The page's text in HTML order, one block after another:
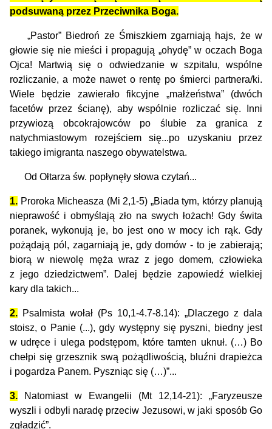
podsuwaną przez Przeciwnika Boga.
„Pastor” Biedroń ze Śmiszkiem zgarniają hajs, że w
głowie się nie mieści i propagują „ohydę” w oczach Boga
Ojca! Martwią się o odwiedzanie w szpitalu, wspólne
rozliczanie, a może nawet o rentę po śmierci partnera/ki.
Wiele będzie zawierało fikcyjne „małżeństwa” (dwóch
facetów przez ścianę), aby wspólnie rozliczać się. Inni
przywiozą obcokrajowców po ślubie za granica z
natychmiastowym rozejściem się...po uzyskaniu przez
takiego imigranta naszego obywatelstwa.
Od Ołtarza św. popłynęły słowa czytań...
1. Proroka Micheasza (Mi 2,1-5) „Biada tym, którzy planują
nieprawość i obmyślają zło na swych łożach! Gdy świta
poranek, wykonują je, bo jest ono w mocy ich rąk. Gdy
pożądają pól, zagarniają je, gdy domów - to je zabierają;
biorą w niewolę męża wraz z jego domem, człowieka
z jego dziedzictwem”. Dalej będzie zapowiedź wielkiej
kary dla takich...
2. Psalmista wołał (Ps 10,1-4.7-8.14): „Dlaczego z dala
stoisz, o Panie (...), gdy występny się pyszni, biedny jest
w udręce i ulega podstępom, które tamten uknuł. (…) Bo
chełpi się grzesznik swą pożądliwością, bluźni drapieżca
i pogardza Panem. Pyszniąc się (…)”...
3. Natomiast w Ewangelii (Mt 12,14-21): „Faryzeusze
wyszli i odbyli naradę przeciw Jezusowi, w jaki sposób Go
zgładzić”.